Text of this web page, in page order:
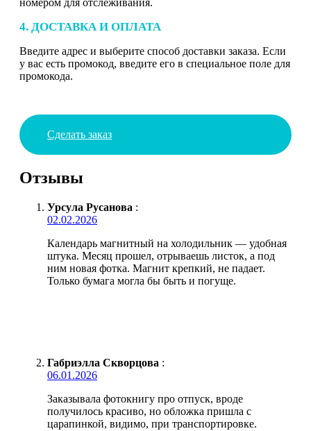
4. ДОСТАВКА И ОПЛАТА
Введите адрес и выберите способ доставки заказа. Если
у вас есть промокод, введите его в специальное поле для
промокода.
Сделать заказ
Отзывы
Урсула Русанова :
02.02.2026
Календарь магнитный на холодильник — удобная
штука. Месяц прошел, отрываешь листок, а под
ним новая фотка. Магнит крепкий, не падает.
Только бумага могла бы быть и погуще.
Габриэлла Скворцова :
06.01.2026
Заказывала фотокнигу про отпуск, вроде
получилось красиво, но обложка пришла с
царапинкой, видимо, при транспортировке.